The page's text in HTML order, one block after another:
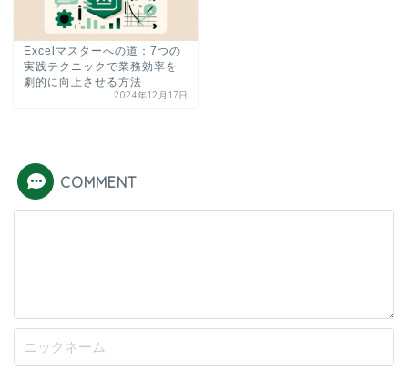
Excelマスターへの道：7つの
実践テクニックで業務効率を
劇的に向上させる方法
2024年12月17日
COMMENT